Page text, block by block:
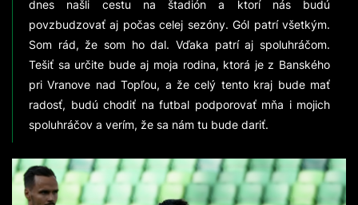
dnes našli cestu na štadión a ktorí nás budú
povzbudzovať aj počas celej sezóny. Gól patrí všetkým.
Som rád, že som ho dal. Vďaka patrí aj spoluhráčom.
Tešiť sa určite bude aj moja rodina, ktorá je z Banského
pri Vranove nad Topľou, a že celý tento kraj bude mať
radosť, budú chodiť na futbal podporovať mňa i mojich
spoluhráčov a verím, že sa nám tu bude dariť.